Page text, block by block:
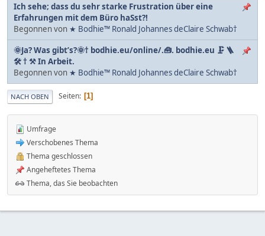
Ich sehe; dass du sehr starke Frustration über eine
Erfahrungen mit dem Büro haSst?!
Begonnen von ★ Bodhie™ Ronald Johannes deClaire Schwab†
🌞Ja? Was gibt’s?🌞† bodhie.eu/online/.🧰. bodhie.eu 🗜 🪜
🛠 † ⚒ In Arbeit.
Begonnen von ★ Bodhie™ Ronald Johannes deClaire Schwab†
NACH OBEN Seiten 1
Umfrage
Verschobenes Thema
Thema geschlossen
Angeheftetes Thema
Thema, das Sie beobachten